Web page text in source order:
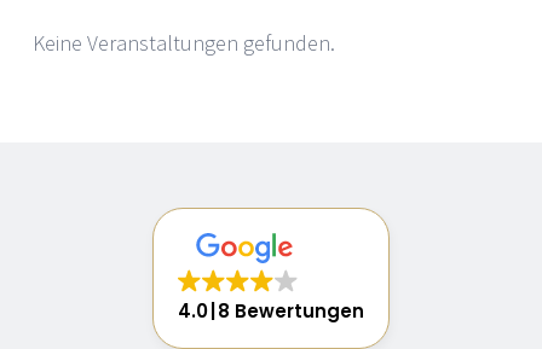
Keine Veranstaltungen gefunden.
4.0 8 Bewertungen